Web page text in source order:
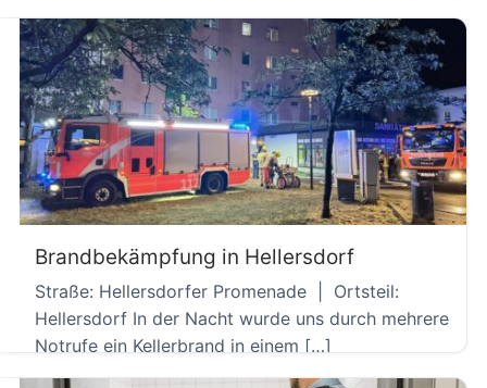
Zeugen […]
Brandbekämpfung in Hellersdorf
Straße: Hellersdorfer Promenade | Ortsteil:
Hellersdorf In der Nacht wurde uns durch mehrere
Notrufe ein Kellerbrand in einem […]